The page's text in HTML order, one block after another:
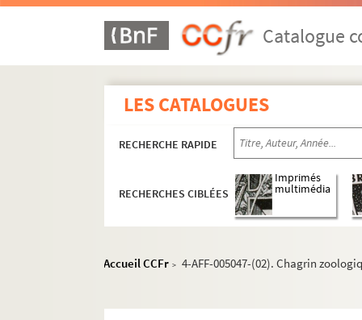
Catalogue
LES CATALOGUES
RECHERCHE RAPIDE
RECHERCHES CIBLÉES
Imprimés
multimédia
Accueil CCFr > 4-AFF-005047-(02). Chagrin